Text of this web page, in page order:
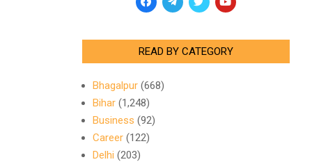
READ BY CATEGORY
Bhagalpur(668)
Bihar(1,248)
Business (92)
Career(122)
Delhi (203)